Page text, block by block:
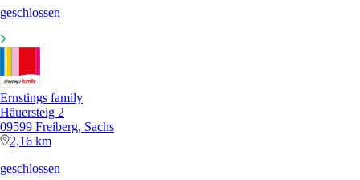
geschlossen
Ernstings family
Häuersteig 2
09599 Freiberg, Sachs
2,16 km
geschlossen